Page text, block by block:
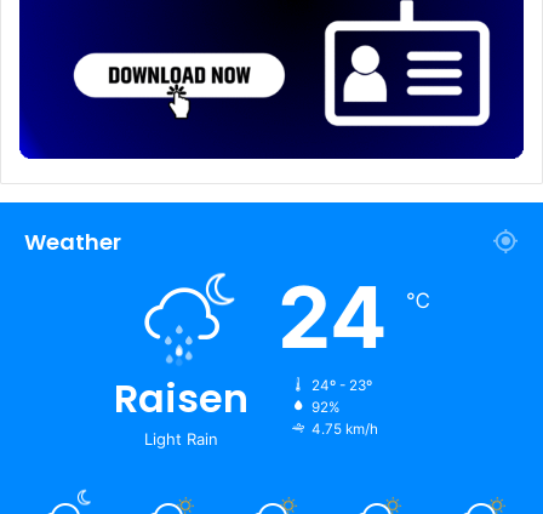
Weather
Raisen
Light Rain
24 ℃
24º - 23º
92%
4.75 km/h